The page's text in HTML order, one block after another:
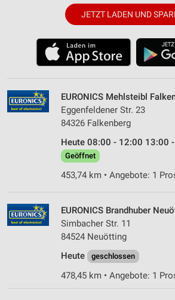
JETZT LADEN UND
EURONICS Mehlsteibl
Eggenfeldener Str. 23
84326 Falkenberg
Heute 08:00 - 12:00 13:00
Geöffnet
453,74 km • Angebote: 1
EURONICS Brandhuber
Simbacher Str. 11
84524 Neuötting
Heute
geschlossen
478,45 km • Angebote: 1